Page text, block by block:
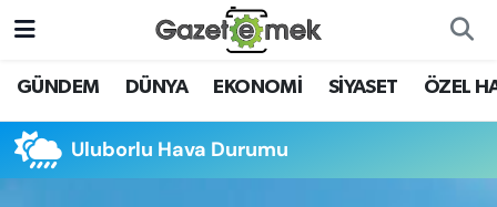
GÜNDEM DÜNYA EKONOMİ SİYASET ÖZEL
Uluborlu Hava Durumu
DÜNYA
EKONOMİ
Nöbetçi Eczaneler
Hava Durumu